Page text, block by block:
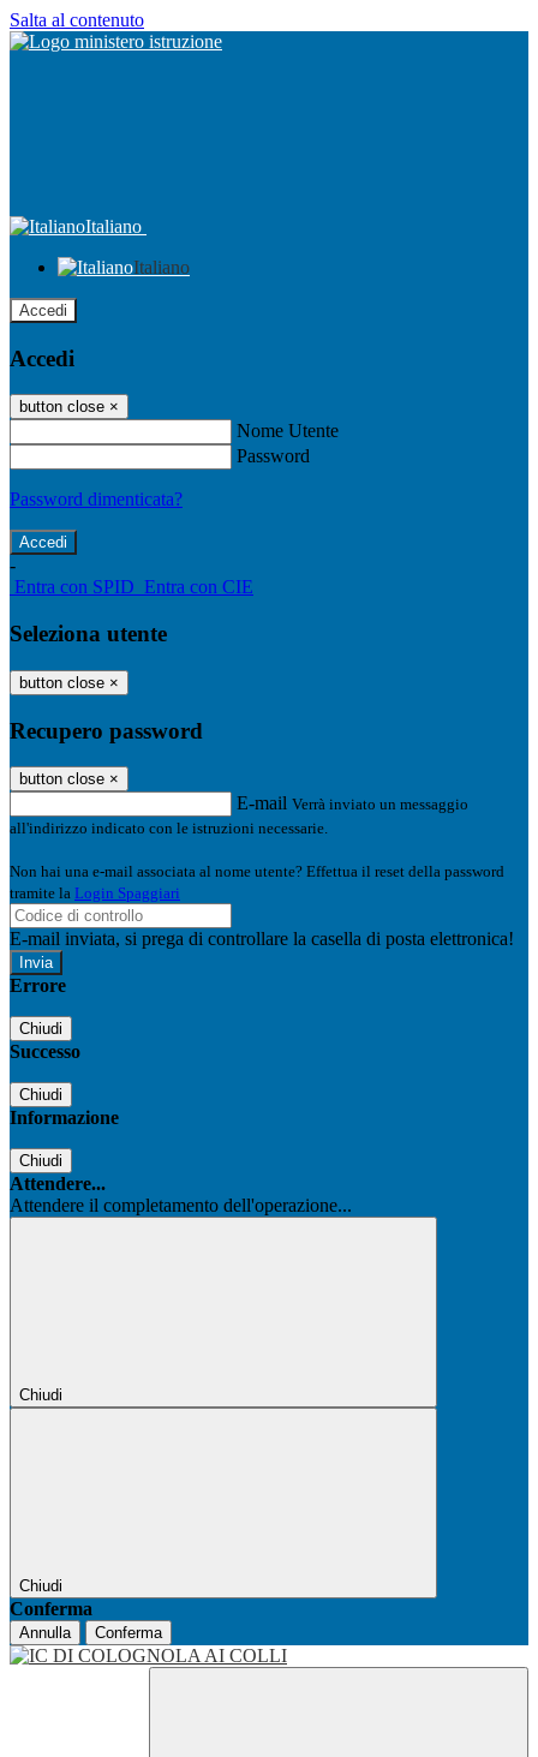
Salta al contenuto
Italiano
Italiano
Accedi
Accedi
button close ×
Nome Utente
Password
Password dimenticata?
-
Entra con SPID Entra con CIE
Seleziona utente
button close ×
Recupero password
button close ×
E-mail Verrà inviato un messaggio
all'indirizzo indicato con le istruzioni necessarie.
Non hai una e-mail associata al nome utente? Effettua il reset della password
tramite la Login Spaggiari
E-mail inviata, si prega di controllare la casella di posta elettronica!
Errore
Chiudi
Successo
Chiudi
Informazione
Chiudi
Attendere...
Attendere il completamento dell'operazione...
Chiudi
Chiudi
Conferma
Annulla Conferma